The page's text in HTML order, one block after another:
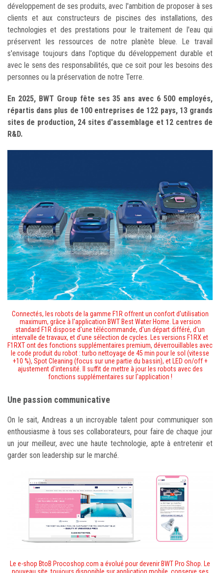
développement de ses produits, avec l'ambition de proposer à ses
clients et aux constructeurs de piscines des installations, des
technologies et des prestations pour le traitement de l'eau qui
préservent les ressources de notre planète bleue. Le travail
s'envisage toujours dans l'optique du développement durable et
avec le sens des responsabilités, que ce soit pour les besoins des
personnes ou la préservation de notre Terre.
En 2025, BWT Group fête ses 35 ans avec 6 500 employés,
répartis dans plus de 100 entreprises de 122 pays, 13 grands
sites de production, 24 sites d'assemblage et 12 centres de
R&D.
Connectés, les robots de la gamme F1R offrent un confort d'utilisation
maximum, grâce à l'application BWT Best Water Home. La version
standard F1R dispose d'une télécommande, d'un départ différé, d'un
intervalle de travaux, et d'une sélection de cycles. Les versions F1RX et
F1RXT ont des fonctions supplémentaires premium, déverrouillables avec
le code produit du robot : turbo nettoyage de 45 min pour le sol (vitesse
+10 %), Spot Cleaning (focus sur une partie du bassin), et LED on/off +
ajustement d'intensité. Il suffit de mettre à jour les robots avec des
fonctions supplémentaires sur l'application !
Une passion communicative
On le sait, Andreas a un incroyable talent pour communiquer son
enthousiasme à tous ses collaborateurs, pour faire de chaque jour
un jour meilleur, avec une haute technologie, apte à entretenir et
garder son leadership sur le marché.
Le e-shop BtoB Procoshop.com a évolué pour devenir BWT Pro Shop . Le